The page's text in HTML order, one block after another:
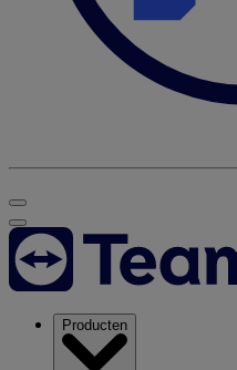
Producten